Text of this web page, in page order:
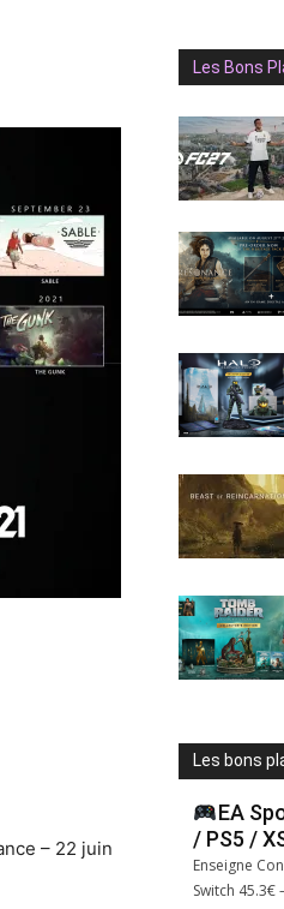
– 22 juin
Les Bons
Les bons
EA
/ PS5 /
Enseigne
Switch